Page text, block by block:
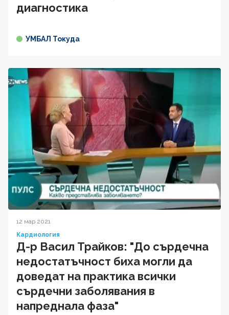
диагностика
УМБАЛ Токуда
12 мар 2021
Кардиология
Д-р Васил Трайков: "До сърдечна
недостатъчност биха могли да
доведат на практика всички
сърдечни заболявания в
напреднала фаза"